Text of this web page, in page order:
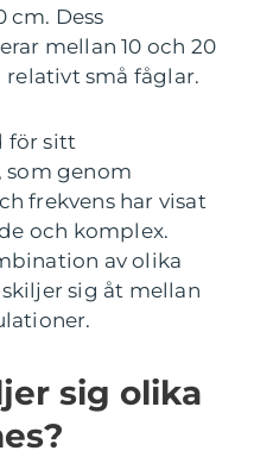
cm. Dess
mellan 10 och 20
små fåglar.
för sitt
som genom
frekvens har visat
och komplex.
av olika
sig åt mellan
sig olika